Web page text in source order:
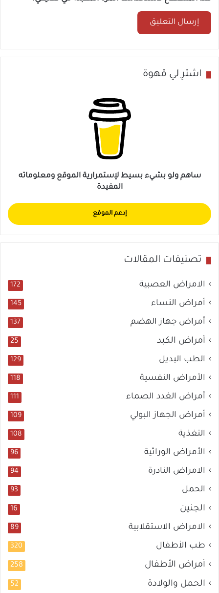
اشترِ لي قهوة
ساهم ولو بشيء بسيط لإستمرارية الموقع ومعلوماته
المفيدة
إدعم الموقع
تصنيفات المقالات
الامراض العصبية 172
أمراض النساء 145
أمراض جهاز الهضم 137
أمراض الكبد 25
الطب البديل 129
الأمراض النفسية 118
أمراض الغدد الصماء 111
أمراض الجهاز البولي 109
التغذية 108
الأمراض الوراثية 96
الامراض النادرة 94
الحمل 93
الجنين 16
الامراض الاستقلابية 89
طب الأطفال 320
أمراض الأطفال 258
الحمل والولادة 52